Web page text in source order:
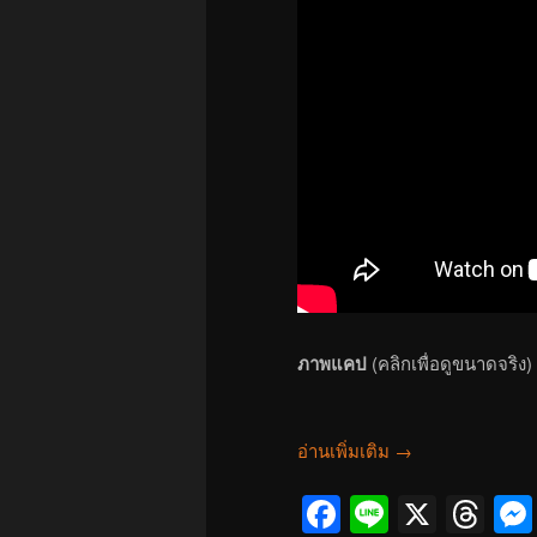
ภาพแคป (คลิกเพื่อดูขนาดจริง)
อ่านเพิ่มเติม →
Facebook
Line
X